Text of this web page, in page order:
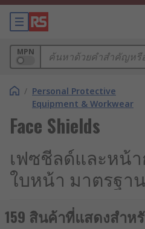
MPN
/ Personal Protective
Equipment & Workwear
Face Shields
เฟซชีลด์และหน้
ใบหน้า มาตรฐา
อุตสาหกรรม
159 สินค้าที่แสดงสำหรั